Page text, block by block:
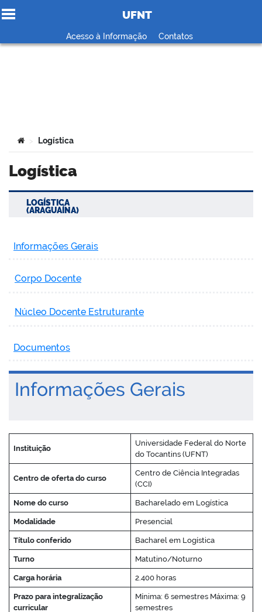
Ir para o conteúdo
UFNT
Acesso à Informação Contatos
Você está aqui:
> Logística
Logística
LOGÍSTICA
(ARAGUAÍNA)
Informações Gerais
Corpo Docente
Núcleo Docente Estruturante
Documentos
Informações Gerais
Instituição
Universidade Federal do Norte
do Tocantins (UFNT)
Centro de oferta do curso
Centro de Ciência Integradas
(CCI)
Nome do curso Bacharelado em Logística
Modalidade Presencial
Título conferido Bacharel em Logística
Turno Matutino/Noturno
Carga horária 2.400 horas
Prazo para integralização
curricular
Mínima: 6 semestres Máxima: 9
semestres